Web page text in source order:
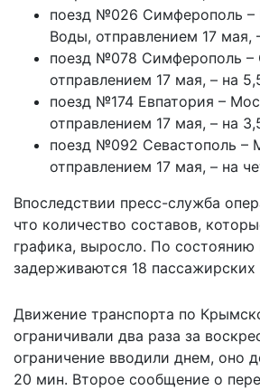
поезд №026 Симферополь –
Воды, отправлением 17 мая,
поезд №078 Симферополь –
отправлением 17 мая, – на
поезд №174 Евпатория –
отправлением 17 мая, – на
поезд №092 Севастополь –
отправлением 17 мая, – на
Впоследствии пресс-служба
что количество составов,
графика, выросло. По состоянию
задерживаются 18 пассажирских
Движение транспорта по
ограничивали два раза за
ограничение вводили днем, оно
20 мин. Второе сообщение о